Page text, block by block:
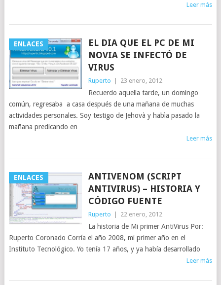
Leer más
ENLACES
EL DIA QUE EL PC DE MI
NOVIA SE INFECTÓ DE
VIRUS
Ruperto 23 enero, 2012
Recuerdo aquella tarde, un domingo
común, regresaba a casa después de una mañana de muchas
actividades personales. Soy testigo de Jehovà y habìa pasado la
mañana predicando en
Leer más
ENLACES
ANTIVENOM (SCRIPT
ANTIVIRUS) – HISTORIA Y
CÓDIGO FUENTE
Ruperto 22 enero, 2012
La historia de Mi primer AntiVirus Por:
Ruperto Coronado Corría el año 2008, mi primer año en el
Instituto Tecnológico. Yo tenía 17 años, y ya había desarrollado
Leer más